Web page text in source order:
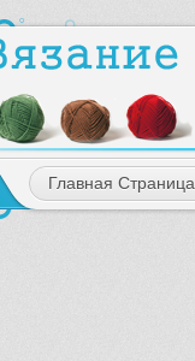
Главная Страница